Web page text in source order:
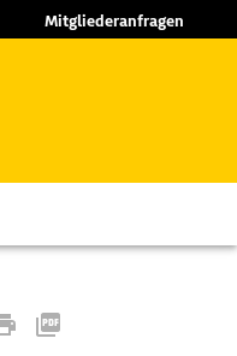
Mitgliederanfragen